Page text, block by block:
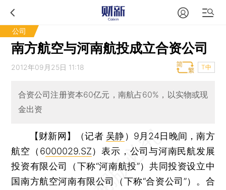
公司
南方航空与河南航投成立合资公司
2012年09月25日 11:18 T中
合资公司注册资本60亿元，南航占60%，以实物或现
金出资
【财新网】（记者 吴静） 9月24日晚间，南方
航空（6000029.SZ）表示，公司与河南民航发展
投资有限公司（下称“河南航投”）共同投资设立中
国南方航空河南有限公司（下称“合资公司”）。合